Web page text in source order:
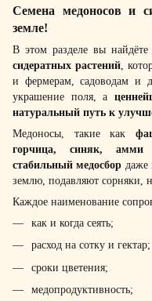
Семена медоносов и
земле!
В этом разделе вы
сидератных растений,
и фермерам, садоводам и
украшение поля, а
натуральный путь к
Медоносы, такие как
горчица, синяк, амми
стабильный медосбор даже
землю, подавляют сорняки,
Каждое наименование
как и когда сеять;
расход на сотку и гектар;
сроки цветения;
медопродуктивность;